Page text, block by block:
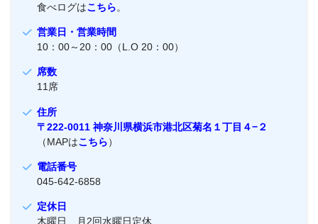
食べログはこちら。
営業日・営業時間
10：00～20：00（L.O 20：00）
席数
11席
住所
〒222-0011 神奈川県横浜市港北区菊名１丁目４−２
（MAPはこちら）
電話番号
045-642-6858
定休日
木曜日 月2回水曜日定休